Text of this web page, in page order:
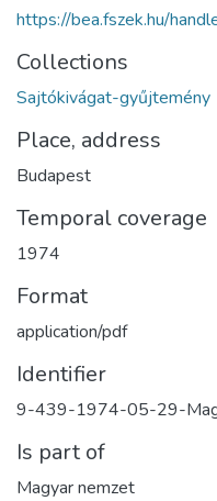
https://bea.fszek.hu/
Collections
Sajtókivágat-gyűjtemény
Place, address
Budapest
Temporal coverage
1974
Format
application/pdf
Identifier
9-439-1974-05-29-
Is part of
Magyar nemzet